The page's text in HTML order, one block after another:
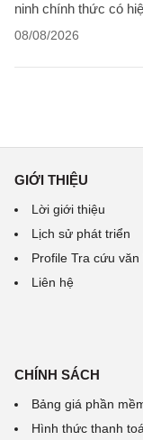
ninh chính thức có
08/08/2026
GIỚI THIỆU
Lời giới thiệu
Lịch sử phát triển
Profile Tra cứu văn
Liên hệ
CHÍNH SÁCH
Bảng giá phần
Hình thức thanh